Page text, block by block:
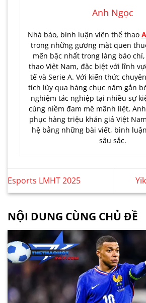
Anh Ngọc
Nhà báo, bình luận viên thể thao
trong những gương mặt quen
mến bậc nhất trong làng báo
thao Việt Nam, đặc biệt với lĩnh
tế và Serie A. Với kiến thức
tích lũy qua hàng chục năm gắn
nghiệm tác nghiệp tại nhiều sự
cùng niềm đam mê mãnh liệt,
phục hàng triệu khán giả Việt
hệ bằng những bài viết, bình
sâu sắc.
Esports LMHT 2025
NỘI DUNG CÙNG CHỦ ĐỀ